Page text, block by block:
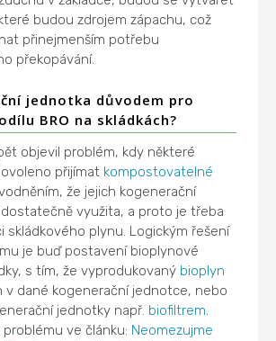
budou zdrojem zápachu, což
přinejmenším potřebu
překopávání.
jednotka důvodem pro
BRO na skládkách?
objevil problém, kdy některé
přijímat kompostovatelné
že jejich kogenerační
využita, a proto je třeba
skládkového plynu. Logickým řešení
je buď postavení bioplynové
s tím, že vyprodukovaný bioplyn
v dané kogenerační jednotce, nebo
jednotky např. biofiltrem.
ve článku: Neomezujme